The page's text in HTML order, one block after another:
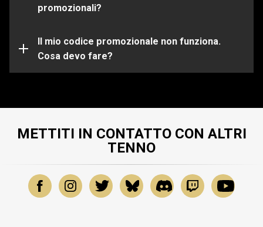
promozionali?
scelta.
Il mio codice promozionale non funziona.
Cosa devo fare?
Il tuo codice promozionale potrebbe essere già
problemi specifici, invia una richiesta al nostroTeam di
Support.
METTITI IN CONTATTO CON ALTRI
TENNO